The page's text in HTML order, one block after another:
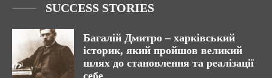
SUCCESS STORIES
Багалій Дмитро – харківський
історик, який пройшов великий
шлях до становлення та реалізації
себе